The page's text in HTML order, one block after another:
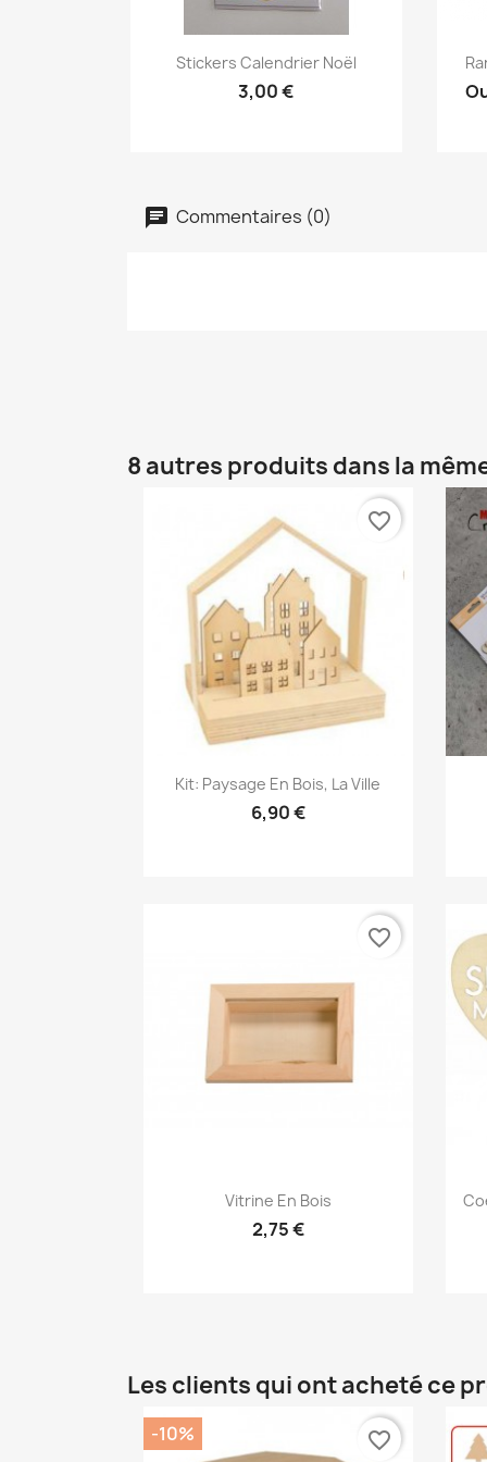
Aperçu rapide
Stickers Calendrier Noël
3,00 €
Commentaires (0)
8 autres produits dans la
Aperçu rapide
Kit: Paysage En Bois, La Ville
6,90 €
favorite_border
Aperçu rapide
Vitrine En Bois
2,75 €
favorite_border
Les clients qui ont acheté ce
-10% favorite_border